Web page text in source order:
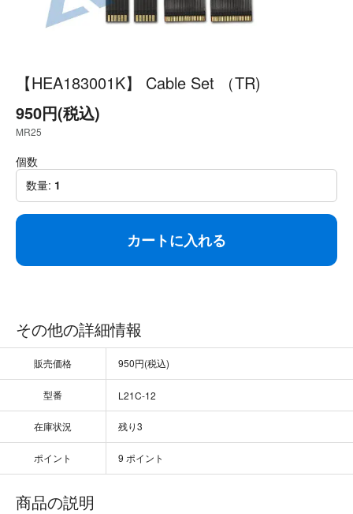
【HEA183001K】 Cable Set （TR)
950円(税込)
MR25
個数
数量: 1
カートに入れる
その他の詳細情報
販売価格 950円(税込)
型番 L21C-12
在庫状況 残り3
ポイント 9 ポイント
商品の説明